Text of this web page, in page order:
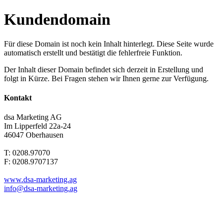
Kundendomain
Für diese Domain ist noch kein Inhalt hinterlegt. Diese Seite wurde
automatisch erstellt und bestätigt die fehlerfreie Funktion.
Der Inhalt dieser Domain befindet sich derzeit in Erstellung und
folgt in Kürze. Bei Fragen stehen wir Ihnen gerne zur Verfügung.
Kontakt
dsa Marketing AG
Im Lipperfeld 22a-24
46047 Oberhausen
T: 0208.97070
F: 0208.9707137
www.dsa-marketing.ag
info@dsa-marketing.ag